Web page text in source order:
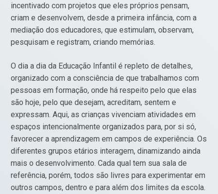
incentivado com projetos que eles próprios pensam,
criam e desenvolvem, desde a primeira infância, com a
mediação dos educadores, que estimulam, observam,
pesquisam e registram, criando memórias.
O dia a dia da Educação Infantil é repleto de detalhes,
organizado com a consciência de que trabalhamos com
pessoas em formação, onde há respeito pelo que elas
são hoje, pelo que desejam, acreditam, sentem e
expressam. Aqui, as crianças vivenciam atividades em
espaços intencionalmente organizados para, por si só,
favorecer a aprendizagem em campos de experiência. Os
diferentes grupos etários interagem, dinamizando ainda
mais o desenvolvimento. Cada qual tem sua sala de
referência, porém, todos são livres para experimentar em
outros campos, dentro e para além dos limites da escola.